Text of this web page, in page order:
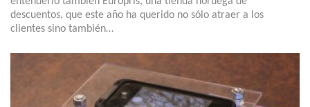
descuentos, que este año ha querido no sólo atraer a los
clientes sino también…